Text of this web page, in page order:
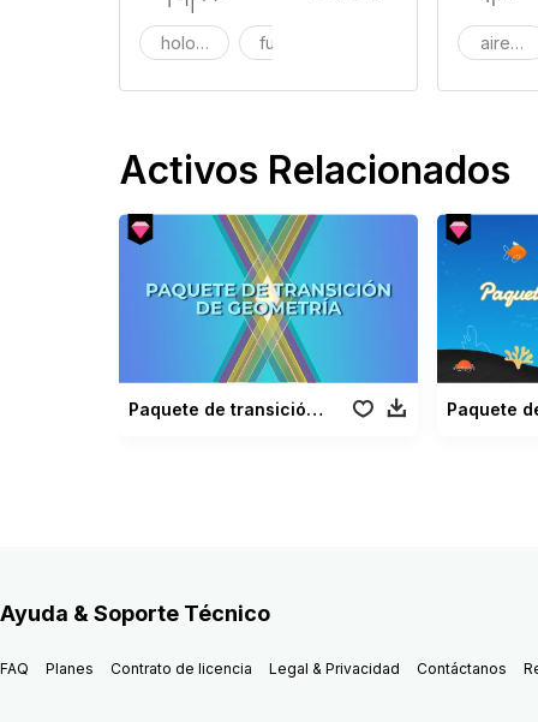
holograma futurista
Activos Relacionados
Paquete de transición de geometría
Ayuda & Soporte Técnico
FAQ Planes Contrato de licencia Legal & Privacidad Contáctanos